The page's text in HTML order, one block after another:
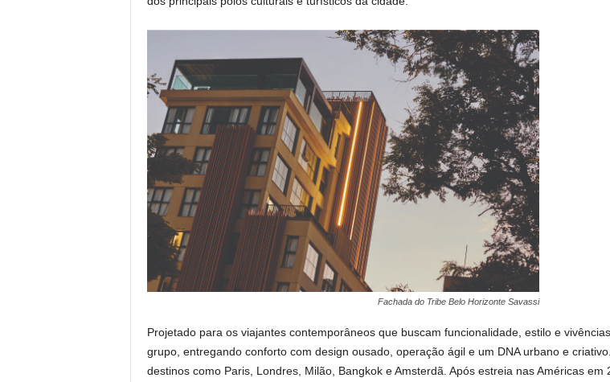
Fachada do Tribe Belo Horizonte Savassi
Projetado para os viajantes contemporâneos que buscam funcionalidade, estilo e
grupo, entregando conforto com design ousado, operação ágil e um DNA urbano e
destinos como Paris, Londres, Milão, Bangkok e Amsterdã. Após estreia nas Américas